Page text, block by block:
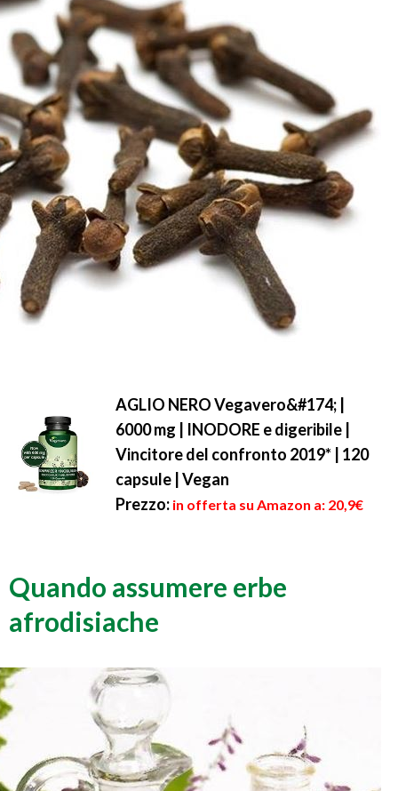
AGLIO NERO Vegavero&#174; |
6000 mg | INODORE e digeribile |
Vincitore del confronto 2019* | 120
capsule | Vegan
Prezzo: in offerta su Amazon a: 20,9€
Quando assumere erbe
afrodisiache